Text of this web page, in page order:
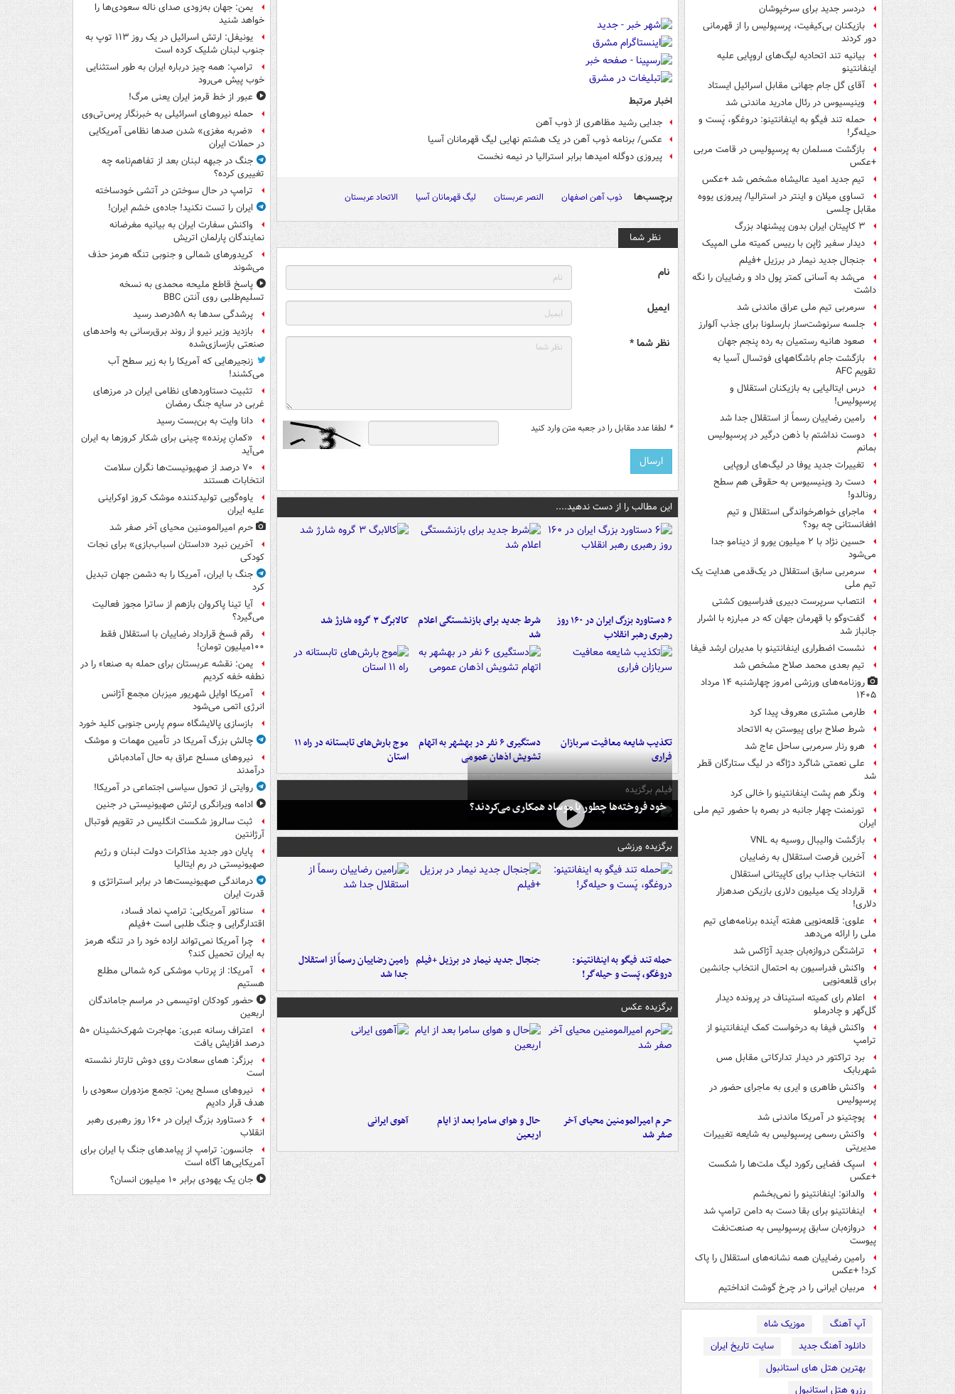
دردسر جدید برای سرخپوشان
بازیکنان بی‌کیفیت، پرسپولیس را از قهرمانی
دور کردند
بیانیه تند اتحادیه لیگ‌های اروپایی علیه
اینفانتینو
آقای گل جام جهانی مقابل اسرائیل ایستاد
وینیسیوس در رئال مادرید ماندنی شد
حمله تند فیگو به اینفانتینو: دروغگو، پَست‌ و
حیله‌گر!
بازگشت مسلمان به پرسپولیس در قامت مربی
+عکس
تیم جدید امید عالیشاه مشخص شد +عکس
تساوی میلان و اینتر در استرالیا/ پیروزی یووه
مقابل چلسی
۳ کاپیتان ایران بدون پیشنهاد بزرگ
دیدار سفیر ژاپن با رییس کمیته ملی المپیک
جنجال جدید نیمار در برزیل +فیلم
می‌شد به آسانی کمتر پول داد و رضاییان را نگه
داشت
سرمربی تیم ملی عراق ماندنی شد
جلسه سرنوشت‌ساز بارسلونا برای جذب آلوارز
صعود هانیه رستمیان به رده پنجم جهان
بازگشت جام باشگاههای فوتسال آسیا به
تقویم AFC
درس ایتالیایی‌ به بازیکنان استقلال و
پرسپولیس!
رامین رضاییان رسماً از استقلال جدا شد
دوست نداشتم با ذهن درگیر در پرسپولیس
بمانم
تغییرات جدید یوفا در لیگ‌های اروپایی
دست رد وینیسیوس به حقوقی هم سطح
رونالدو!
ماجرای خواهرخواندگی استقلال و تیم
افغانستانی چه بود؟
حسین نژاد با ۲ میلیون یورو از دینامو جدا
می‌شود
سرمربی سابق استقلال در یک‌قدمی هدایت یک
تیم ملی
انتصاب سرپرست دبیری فدراسیون کشتی
گفت‌وگو با قهرمان جهان که در مبارزه با اشرار
جانباز شد
نشست اضطراری اینفانتینو با مدیران ارشد فیفا
تیم بعدی محمد صلاح مشخص شد
روزنامه‌های ورزشی امروز چهارشنبه ۱۴ مرداد
۱۴۰۵
طارمی مشتری معروف پیدا کرد
شرط صلاح برای پیوستن به الاتحاد
هرو رنار سرمربی ساحل عاج شد
علی نعمتی شاگرد دژاگه در لیگ ستارگان قطر
شد
ونگر هم پشت اینفانتینو را خالی کرد
تورنمنت چهار جانبه در بصره با حضور تیم ملی
ایران
بازگشت والیبال روسیه به VNL
آخرین فرصت استقلال به رضاییان
انتخاب جذاب برای کاپیتانی استقلال
قرارداد یک میلیون دلاری بازیکن صدهزار
دلاری!
علوی: قلعه‌نویی هفته آینده برنامه‌های تیم
ملی را ارائه می‌دهد
تراِشتگن دروازه‌بان جدید آژاکس شد
واکنش فدراسیون به احتمال انتخاب جانشین
برای قلعه‌نویی
اعلام رای کمیته استیناف در پرونده دیدار
گل‌گهر و چادرملو
واکنش فیفا به درخواست کمک اینفانتینو از
ترامپ
برد تراکتور در دیدار تدارکاتی مقابل مس
شهربابک
واکنش طاهری و ایری به ماجرای حضور در
پرسپولیس
پوچتینو در آمریکا ماندنی شد
واکنش رسمی پرسپولیس به شایعه تغییرات
مدیریتی
اسپک فضایی رکورد لیگ ملت‌ها را شکست
+عکس
والدانو: اینفانتینو را نمی‌بخشم
اینفانتینو برای بقا دست به دامن ترامپ شد
دروازه‌بان سابق پرسپولیس به صنعت‌نفت
پیوست
رامین رضاییان همه نشانه‌های استقلال را پاک
کرد! +عکس
مربیان ایرانی را در چرخ گوشت انداختیم
آپ آهنگ
موزیک شاه
دانلود آهنگ جدید
سایت تاریخ ایران
بهترین هتل های استانبول
رزرو هتل استانبول
اخبار مرتبط
جدایی رشید مظاهری از ذوب آهن
عکس/ برنامه ذوب آهن در یک هشتم نهایی لیگ قهرمانان آسیا
پیروزی دوگله امیدها برابر استرالیا در نیمه نخست
برچسب‌ها ذوب آهن اصفهان النصر عربستان لیگ قهرمانان آسیا الاتحاد عربستان
نظر شما
نام
ایمیل
نظر شما *
* لطفا عدد مقابل را در جعبه متن وارد کنید
این مطالب را از دست ندهید....
۶ دستاورد بزرگ ایران در ۱۶۰ روز
رهبری رهبر انقلاب
شرط جدید برای بازنشستگی اعلام
شد
کالابرگ ۳ گروه شارژ شد
تکذیب شایعه معافیت سربازان
فراری
دستگیری ۶ نفر در بهشهر به اتهام
تشویش اذهان عمومی
موج بارش‌های تابستانه در راه ۱۱
استان
فیلم برگزیده
خود فروخته‌ها چطور با موساد همکاری می‌کردند؟
برگزیده ورزشی
حمله تند فیگو به اینفانتینو:
دروغگو، پَست‌ و حیله‌گر!
جنجال جدید نیمار در برزیل +فیلم رامین رضاییان رسماً از استقلال
جدا شد
برگزیده عکس
حرم امیرالمومنین محیای آخر
صفر شد
حال و هوای سامرا بعد از ایام
اربعین
آهوی ایرانی
یمن: جهان به‌زودی صدای ناله سعودی‌ها را
خواهد شنید
یونیفل: ارتش اسرائیل در یک روز ۱۱۳ توپ به
جنوب لبنان شلیک کرده است
ترامپ: همه چیز درباره ایران به طور استثنایی
خوب پیش می‌رود
عبور از خط قرمز ایران یعنی مرگ!
حمله نیروهای اسرائیلی به خبرنگار پرس‌تی‌وی
«ضربه مغزی» شدن صدها نظامی آمریکایی
در حملات ایران
جنگ در جبهه لبنان بعد از تفاهم‌نامه چه
تغییری کرده؟
ترامپ در حال سوختن در آتشی خودساخته
ایران را تست نکنید! جاده‌ی خشم ایران!
واکنش سفارت ایران به بیانیه مغرضانه
نمایندگان پارلمان اتریش
کریدورهای شمالی و جنوبی تنگه هرمز حذف
می‌شوند
پاسخ قاطع ملیحه محمدی به نسخه
تسلیم‌طلبی روی آنتن BBC
پرشدگی سدها به ۵۸درصد رسید
بازدید وزیر نیرو از روند برق‌رسانی به واحدهای
صنعتی بازسازی‌شده
زنجیرهایی که آمریکا را به زیر سطح آب
می‌کشند!
تثبیت دستاوردهای نظامی ایران در مرزهای
غربی در سایه جنگ رمضان
دانا وایت به بن‌بست رسید
«کمانِ پرنده» چینی برای شکار کروزها به ایران
می‌آید
۷۰ درصد از صهیونیست‌ها نگران سلامت
انتخابات هستند
یاوه‌گویی تولیدکننده موشک کروز اوکراینی
علیه ایران
حرم امیرالمومنین محیای آخر صفر شد
آخرین نبرد «داستان اسباب‌بازی» برای نجات
کودکی
جنگ با ایران، آمریکا را به دشمن جهان تبدیل
کرد
آیا تینا پاکروان بازهم از ساترا مجوز فعالیت
می‌گیرد؟
رقم فسخ قرارداد رضاییان با استقلال فقط
۱۰۰میلیون تومان!
یمن: نقشه عربستان برای حمله به صنعاء را در
نطفه خفه کردیم
آمریکا اوایل شهریور میزبان مجمع آژانس
انرژی اتمی می‌شود
بازسازی پالایشگاه سوم پارس جنوبی کلید خورد
چالش بزرگ آمریکا در تأمین مهمات و موشک
نیروهای مسلح عراق به حال آماده‌باش
درآمدند
روایتی از تحول سیاسی اجتماعی در آمریکا!
ادامه ویرانگری ارتش صهیونیستی در جنین
ثبت سالروز شکست انگلیس در تقویم فوتبال
آرژانتین
پایان دور جدید مذاکرات دولت لبنان و رژیم
صهیونیستی در رم ایتالیا
درماندگی صهیونیست‌ها در برابر استراتژی و
قدرت ایران
سناتور آمریکایی: ترامپ نماد فساد،
اقتدارگرایی و جنگ طلبی است +فیلم
چرا آمریکا نمی‌تواند اراده خود را در تنگه هرمز
به ایران تحمیل کند؟
آمریکا: از پرتاب موشکی کره شمالی مطلع
هستیم
حضور کودکان اوتیسمی در مراسم جاماندگان
اربعین
اعتراف رسانه عبری: مهاجرت شهرک‌نشینان ۵۰
درصد افزایش یافت
برزگر: همای سعادت روی دوش تارتار نشسته
است
نیروهای مسلح یمن: تجمع مزدوران سعودی را
هدف قرار دادیم
۶ دستاورد بزرگ ایران در ۱۶۰ روز رهبری رهبر
انقلاب
جانسون: ترامپ از پیامدهای جنگ با ایران برای
آمریکایی‌ها آگاه است
جان یک یهودی برابر ۱۰ میلیون انسان؟